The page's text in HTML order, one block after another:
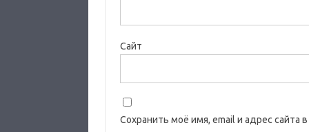
Сайт
Сохранить моё имя, email и адрес